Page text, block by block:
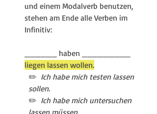
und einem Modalverb benutzen,
stehen am Ende alle Verben im
Infinitiv:
______ haben _________
liegen lassen wollen.
✏️ Ich habe mich testen lassen
sollen.
✏️ Ich habe mich untersuchen
lassen müssen.